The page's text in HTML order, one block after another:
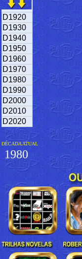
D1920
D1930
D1940
D1950
D1960
D1970
D1980
D1990
D2000
D2010
D2020
DÉCADA ATUAL
1980